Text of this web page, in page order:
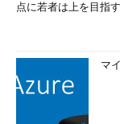
点に若者は上を目指
マ